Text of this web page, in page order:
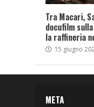
Tra Macari,
docufilm
la raffineria
15 giugno
META